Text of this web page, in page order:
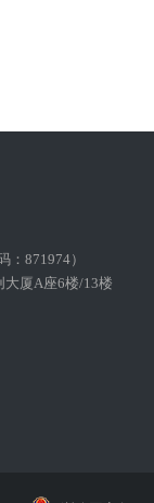
871974）
厦A座6楼/13楼